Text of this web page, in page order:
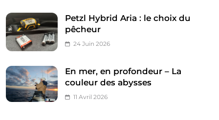
Petzl Hybrid Aria : le choix du
pêcheur
24 Juin 2026
En mer, en profondeur – La
couleur des abysses
11 Avril 2026